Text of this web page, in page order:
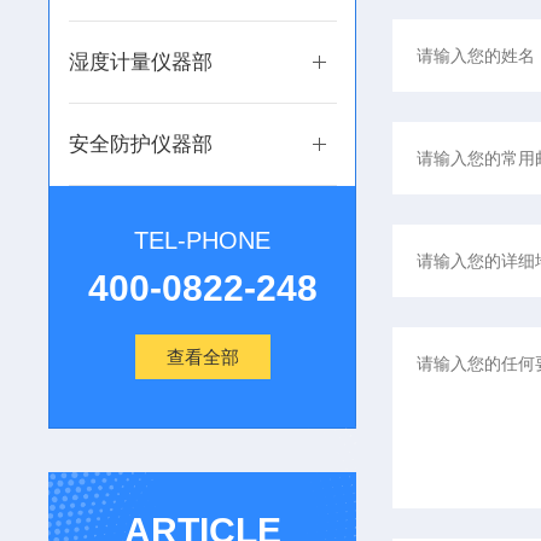
湿度计量仪器部
安全防护仪器部
TEL-PHONE
400-0822-248
查看全部
ARTICLE